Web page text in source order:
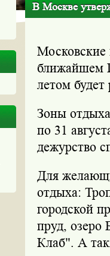
В Москве
Московские
ближайшем
летом
Зоны
по 31
дежурство
Для
отдыха:
городской
пруд,
Клаб". А